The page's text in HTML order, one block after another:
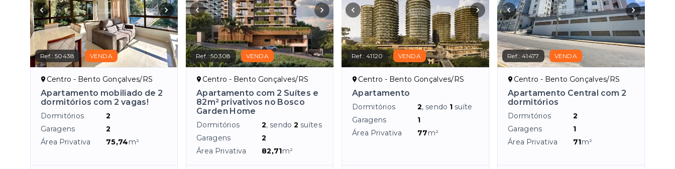
Ref.:50438 VENDA
Centro - Bento Gonçalves/RS
Apartamento mobiliado de 2
dormitórios com 2 vagas!
Dormitórios
2
Garagens
2
Área Privativa
75,74m²
Ref.:50308 VENDA
Centro - Bento Gonçalves/RS
Apartamento com 2 Suítes e
82m² privativos no Bosco
Garden Home
Dormitórios 2, sendo2 suítes
Garagens
2
Área Privativa
82,71m²
Ref.:41120 VENDA
Centro - Bento Gonçalves/RS
Apartamento
Dormitórios 2, sendo 1 suíte
Garagens
1
Área Privativa
77m²
Ref.:41477 VENDA
Centro - Bento Gonçalves/RS
Apartamento Central com 2
dormitórios
Dormitórios
2
Garagens
1
Área Privativa
71m²